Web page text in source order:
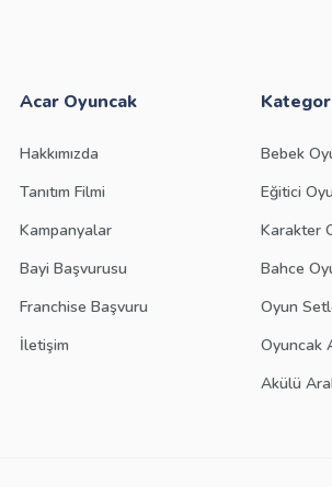
Acar Oyuncak
Hakkımızda
Tanıtım Filmi
Kampanyalar
Bayi Başvurusu
Franchise Başvuru
İletişim
Bebek
Eğitici
Karakter
Bahce
Oyun
Oyuncak
Akülü